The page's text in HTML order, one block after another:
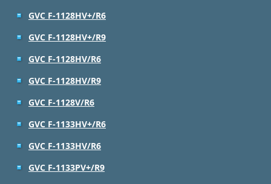
GVC F-1128HV+/R6
GVC F-1128HV+/R9
GVC F-1128HV/R6
GVC F-1128HV/R9
GVC F-1128V/R6
GVC F-1133HV+/R6
GVC F-1133HV/R6
GVC F-1133PV+/R9